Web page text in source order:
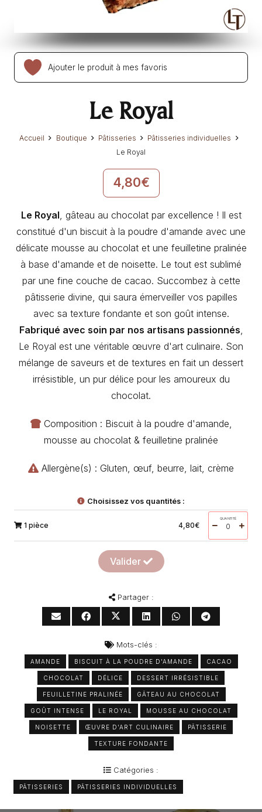
Ajouter le produit à mes favoris
Le Royal
Accueil Boutique Pâtisseries
Pâtisseries individuelles
Le Royal
4,80€
Le Royal , gâteau au chocolat par excellence ! Il est
constitué d'un biscuit à la poudre d'amande avec une
délicate mousse au chocolat et une feuilletine pralinée
à base d'amande et de noisette. Le tout est sublimé
par une fine couche de cacao. Succombez à cette
pâtisserie divine, qui saura émerveiller vos papilles
avec sa texture fondante et son goût intense.
Fabriqué avec soin par nos artisans passionnés
Le Royal est une véritable œuvre d'art culinaire. Son
mélange de saveurs et de textures en fait un dessert
irrésistible, un pur délice pour les amoureux du
chocolat.
Composition : Biscuit à la poudre d'amande,
mousse au chocolat & feuilletine pralinée
Allergène(s) : Gluten, œuf, beurre, lait, crème
Choisissez vos quantités :
1 pièce 4,80€
QUANTITÉ
Valider
Partager :
Mots-clés :
AMANDE BISCUIT À LA POUDRE D'AMANDE CACAO
CHOCOLAT DÉLICE DESSERT IRRÉSISTIBLE
FEUILLETINE PRALINÉE GÂTEAU AU CHOCOLAT
GOÛT INTENSE LE ROYAL MOUSSE AU CHOCOLAT
NOISETTE ŒUVRE D'ART CULINAIRE PÂTISSERIE
TEXTURE FONDANTE
Catégories :
PÂTISSERIES PÂTISSERIES INDIVIDUELLES